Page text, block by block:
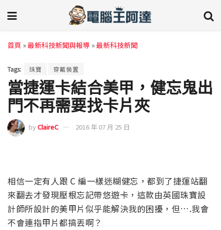
首頁 »最新科技新聞與報導 »最新科技新聞
Tags: 珠寶 穿戴裝置
當捷運卡結合美甲，健忘鬼出
門不再需要找卡片夾
byClaireC 2016 年 07 月 25 日
相信一定有人跟 C 編一樣迷糊健忘，都到了捷運站翻
來翻去才發現壓根忘記帶悠遊卡，這款由英國珠寶設
計師所設計的美甲片似乎能解決我的困擾，但….我會
不會連指甲片都搞丟啊？